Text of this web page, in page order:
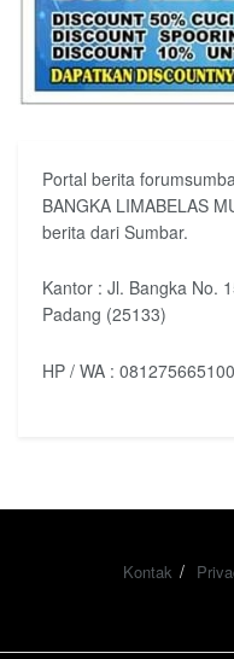
Portal berita
BANGKA LIMABELAS
berita dari Sumbar.
Kantor : Jl. Bangka No.
Padang (25133)
HP / WA : 081275665100
Kontak